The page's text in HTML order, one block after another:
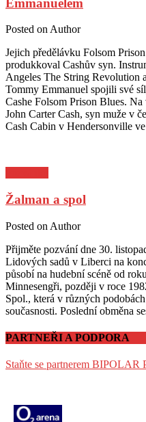
Emmanuelem
Posted onAuthor
Jejich předělávku Folsom
produkkoval Cashův syn.
Angeles The String Revolution
Tommy Emmanuel spojili své
Cashe Folsom Prison Blues.
John Carter Cash, syn muže v
Cash Cabin v Hendersonville
Žalman a spol
Posted on Author
Přijměte pozvání dne 30.
Lidových sadů v Liberci na
působí na hudební scéně od
Minnesengři, později v roce
Spol., která v různých
současnosti. Poslední obměna
PARTNEŘI A PODPORA
Staňte se partnerem BIPOLAR